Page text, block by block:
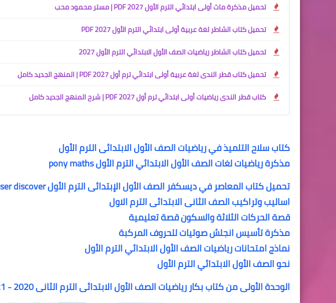
تحميل مذكرة ماث أولى ابتدائي الترم الأول 2027 PDF | مستر محمود محب
تحميل كتاب الشاطر لغة عربية أولى ابتدائي الترم الأول 2027 PDF
تحميل كتاب الشاطر رياضيات الصف الأول الابتدائي الترم الأول 2027
تحميل كتاب قطر الندى لغة عربية أولى ابتدائي ترم أول 2027 PDF | المنهج الجديد كامل
كتاب قطر الندى رياضيات أولى ابتدائي ترم أول 2027 PDF | شرح المنهج الجديد كامل
كتاب سلاح التلميذ في رياضيات الصف الأول الابتدائى الترم الأول
مذكرة رياضيات لغات الصف الأول الابتدائي الترم الأول pony maths
تحميل كتاب المعاصر في ديسكفر الصف الأول الإبتدائى الترم الأول el moasser discover
اساليب وتراكيب الصف الثانى الابتدائى الترم الاول
قصة الحركات الثلاثة والسكون قصة تعليمية
مذكرة تأسيس انجلش صوتيات للحروف المركبة
نماذج امتحانات رياضيات الصف الأول الابتدائي الترم الأول
نحو الصف الأول الابتدائي الترم الأول
الوحدة الأولى من كتاب بكار رياضيات الصف الأول الابتدائى الترم الثانى 2020 - 2021 م